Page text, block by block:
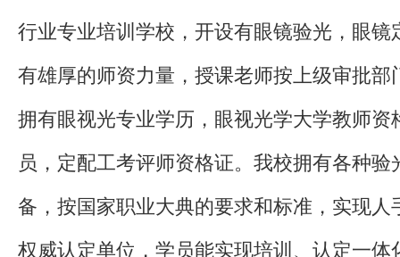
行业专业培训学校，开设有眼镜验光，眼镜
有雄厚的师资力量，授课老师按上级审批部
拥有眼视光专业学历，眼视光学大学教师资
员，定配工考评师资格证。我校拥有各种验
备，按国家职业大典的要求和标准，实现人
权威认定单位，学员能实现培训、认定一体